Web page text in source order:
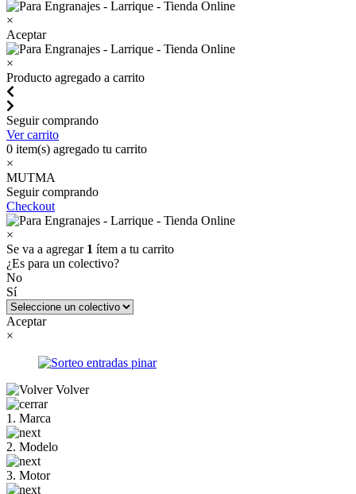
×
Aceptar
×
Producto agregado a carrito
Seguir comprando
Ver carrito
0 item(s) agregado tu carrito
×
MUTMA
Seguir comprando
Checkout
×
Se va a agregar 1 ítem a tu carrito
¿Es para un colectivo?
No
Sí
Aceptar
×
Volver
1. Marca
2. Modelo
3. Motor